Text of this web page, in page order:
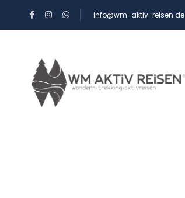
info@wm-aktiv-reisen.de